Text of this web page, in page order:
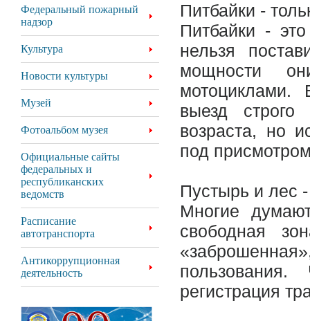
Федеральный пожарный
надзор
Культура
Новости культуры
Музей
Фотоальбом музея
Официальные сайты
федеральных и
республиканских
ведомств
Расписание
автотранспорта
Антикоррупционная
деятельность
Питбайки -
Питбайки -
нельзя
мощности
мотоциклами.
выезд
возраста, но
под
Пустырь и лес
Многие
свободная
регистрация